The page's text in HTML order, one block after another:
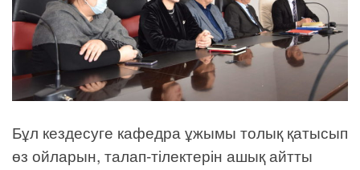
Бұл кездесуге кафедра ұжымы толық қатысып
өз ойларын, талап-тілектерін ашық айтты